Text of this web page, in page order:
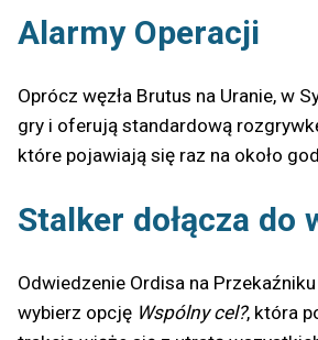
Alarmy Operacji
Oprócz węzła Brutus na Uranie, w
gry i oferują standardową
które pojawiają się raz na około
Stalker dołącza do
Odwiedzenie Ordisa na
wybierz opcję Wspólny cel?, która